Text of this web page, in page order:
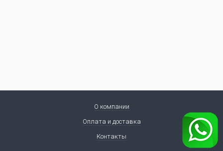
О компании
Оплата и доставка
Контакты